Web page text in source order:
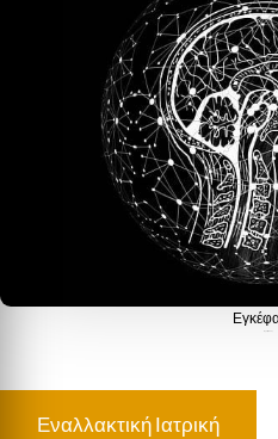
Εναλλακτική Ιατρική